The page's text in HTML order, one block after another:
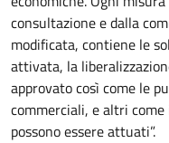
consultazione e dalla
modificata, contiene le
attivata, la
approvato così come le
commerciali, e altri
possono essere attuati”.